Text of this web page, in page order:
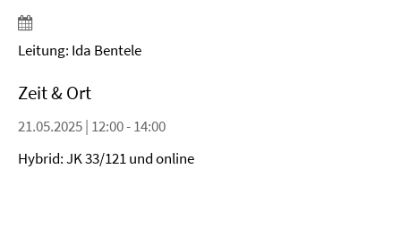
Leitung: Ida Bentele
Zeit & Ort
21.05.2025 | 12:00 - 14:00
Hybrid: JK 33/121 und online